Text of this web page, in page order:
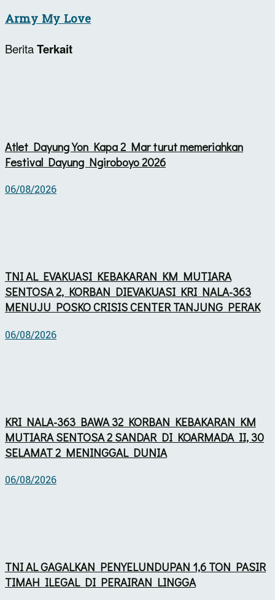
Army My Love
BeritaTerkait
Atlet Dayung Yon Kapa 2 Mar turut memeriahkan
Festival Dayung Ngiroboyo 2026
06/08/2026
TNI AL EVAKUASI KEBAKARAN KM MUTIARA
SENTOSA 2, KORBAN DIEVAKUASI KRI NALA-363
MENUJU POSKO CRISIS CENTER TANJUNG PERAK
06/08/2026
KRI NALA-363 BAWA 32 KORBAN KEBAKARAN KM
MUTIARA SENTOSA 2 SANDAR DI KOARMADA II, 30
SELAMAT 2 MENINGGAL DUNIA
06/08/2026
TNI AL GAGALKAN PENYELUNDUPAN 1,6 TON PASIR
TIMAH ILEGAL DI PERAIRAN LINGGA